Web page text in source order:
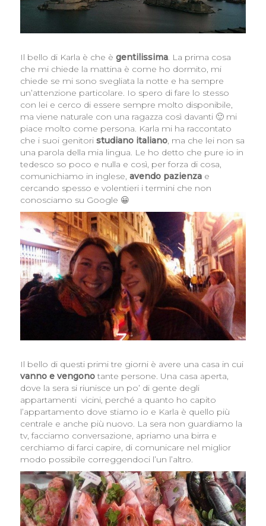
Il bello di Karla è che è gentilissima. La prima cosa
che mi chiede la mattina è come ho dormito, mi
chiede se mi sono svegliata la notte e ha sempre
un’attenzione particolare. Io spero di fare lo stesso
con lei e cerco di essere sempre molto disponibile,
ma viene naturale con una ragazza così davanti 🙂 mi
piace molto come persona. Karla mi ha raccontato
che i suoi genitoristudiano italiano, ma che lei non sa
una parola della mia lingua. Le ho detto che pure io in
tedesco so poco e nulla e così, per forza di cosa,
comunichiamo in inglese, avendo pazienzae
cercando spesso e volentieri i termini che non
conosciamo su Google 😀
Il bello di questi primi tre giorni è avere una casa in cui
vanno e vengonotante persone. Una casa aperta,
dove la sera si riunisce un po’ di gente degli
appartamenti vicini, perché a quanto ho capito
l’appartamento dove stiamo io e Karla è quello più
centrale e anche più nuovo. La sera non guardiamo la
tv, facciamo conversazione, apriamo una birra e
cerchiamo di farci capire, di comunicare nel miglior
modo possibile correggendoci l’un l’altro.